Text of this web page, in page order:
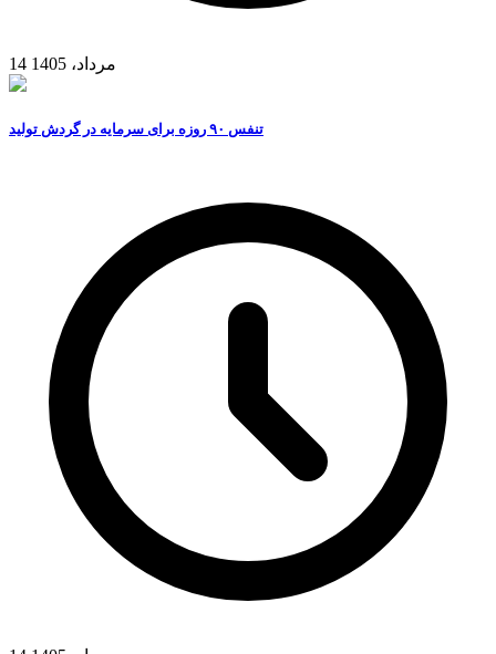
14 مرداد، 1405
تنفس ۹۰ روزه برای سرمایه در گردش تولید